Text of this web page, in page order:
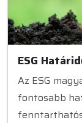
ESG
Az ESG
fontosabb